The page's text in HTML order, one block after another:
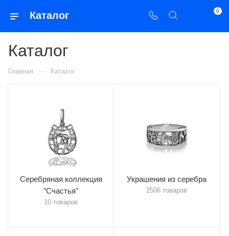
Каталог 0
Каталог
Главная — Каталог
Серебряная коллекция
"Счастья"
10 товаров
Украшения из серебра
2506 товаров